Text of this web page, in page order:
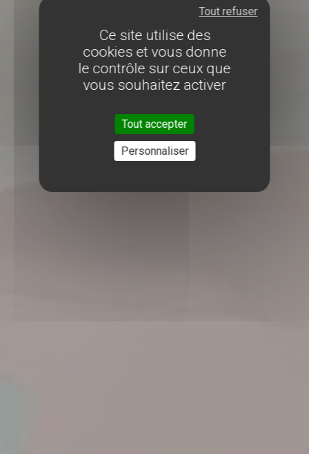
Ce site utilise des
cookies et vous donne
le contrôle sur ceux que
vous souhaitez activer
Tout accepter
Tout refuser
Personnaliser